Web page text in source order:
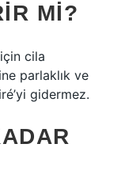
MI?
cila
parlaklık ve
gidermez.